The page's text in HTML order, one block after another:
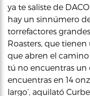
ya te saliste de
hay un sinnúmero
torrefactores
Roasters, que
que abren el camino
tú no encuentras un
encuentras en 14
largo’, aquilató